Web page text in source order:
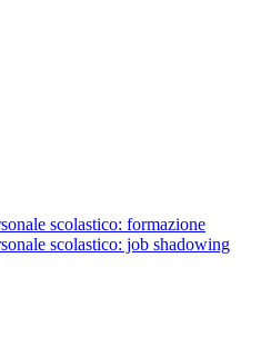
scolastico: formazione
scolastico: job shadowing